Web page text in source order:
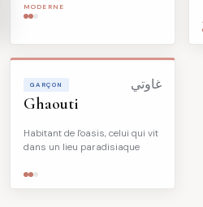
MODERNE
GARÇON غاوتي
Ghaouti
Habitant de l'oasis, celui qui vit
dans un lieu paradisiaque